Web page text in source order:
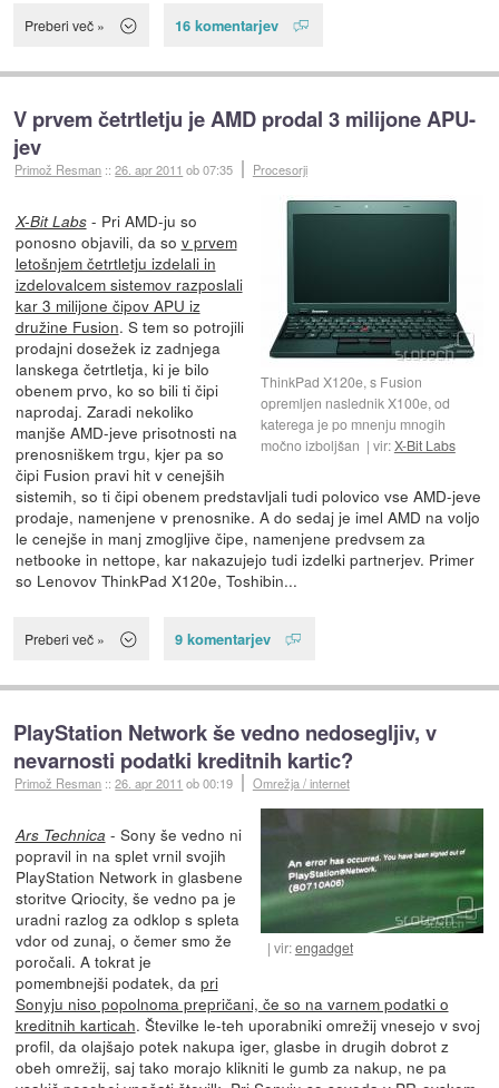
Preberi več » 16 komentarjev
V prvem četrtletju je AMD prodal 3 milijone APU-
jev
Primož Resman ::26. apr 2011 ob 07:35 Procesorji
ThinkPad X120e, s Fusion
opremljen naslednik X100e, od
katerega je po mnenju mnogih
močno izboljšan
vir:X-Bit Labs
X-Bit Labs- Pri AMD-ju so
ponosno objavili, da so v prvem
letošnjem četrtletju izdelali in
izdelovalcem sistemov razposlali
kar 3 milijone čipov APU iz
družine Fusion. S tem so potrojili
prodajni dosežek iz zadnjega
lanskega četrtletja, ki je bilo
obenem prvo, ko so bili ti čipi
naprodaj. Zaradi nekoliko
manjše AMD-jeve prisotnosti na
prenosniškem trgu, kjer pa so
čipi Fusion pravi hit v cenejših
sistemih, so ti čipi obenem predstavljali tudi polovico vse AMD-jeve
prodaje, namenjene v prenosnike. A do sedaj je imel AMD na voljo
le cenejše in manj zmogljive čipe, namenjene predvsem za
netbooke in nettope, kar nakazujejo tudi izdelki partnerjev. Primer
so Lenovov ThinkPad X120e, Toshibin...
Preberi več » 9 komentarjev
PlayStation Network še vedno nedosegljiv, v
nevarnosti podatki kreditnih kartic?
Primož Resman ::26. apr 2011 ob 00:19 Omrežja / internet
vir:engadget
Ars Technica - Sony še vedno ni
popravil in na splet vrnil svojih
PlayStation Network in glasbene
storitve Qriocity, še vedno pa je
uradni razlog za odklop s spleta
vdor od zunaj, o čemer smo že
poročali. A tokrat je
pomembnejši podatek, da pri
Sonyju niso popolnoma prepričani, če so na varnem podatki o
kreditnih karticah. Številke le-teh uporabniki omrežij vnesejo v svoj
profil, da olajšajo potek nakupa iger, glasbe in drugih dobrot z
obeh omrežij, saj tako morajo klikniti le gumb za nakup, ne pa